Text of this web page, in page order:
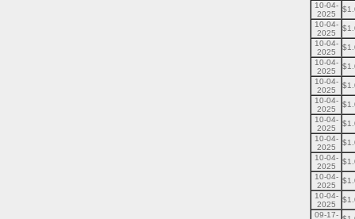
10-04-
2025
10-04-
2025
10-04-
2025
10-04-
2025
10-04-
2025
10-04-
2025
10-04-
2025
10-04-
2025
10-04-
2025
10-04-
2025
10-04-
2025
09-17-